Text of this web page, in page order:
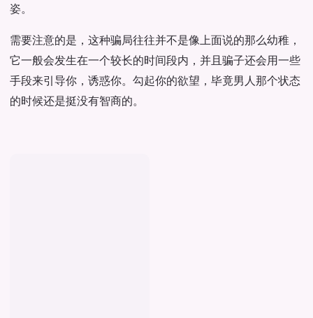
姿。
需要注意的是，这种骗局往往并不是像上面说的那么幼稚，
它一般会发生在一个较长的时间段内，并且骗子还会用一些
手段来引导你，诱惑你。勾起你的欲望，毕竟男人那个状态
的时候还是挺没有智商的。